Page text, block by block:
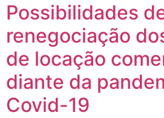
Possibilidades
renegociação
de locação
diante da
Covid-19